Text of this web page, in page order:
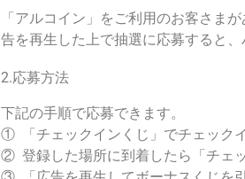
「アルコイン」をご利用のお客さま
告を再生した上で抽選に応募すると
2.応募方法
下記の手順で応募できます。
① 「チェックインくじ」でチェック
② 登録した場所に到着したら「チェ